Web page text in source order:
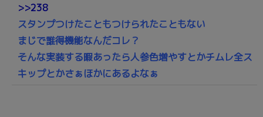
>>238
スタンプつけたこともつけられたこともない
まじで誰得機能なんだコレ？
そんな実装する暇あったら人参色増やすとかチムレ全ス
キップとかさぁほかにあるよなぁ